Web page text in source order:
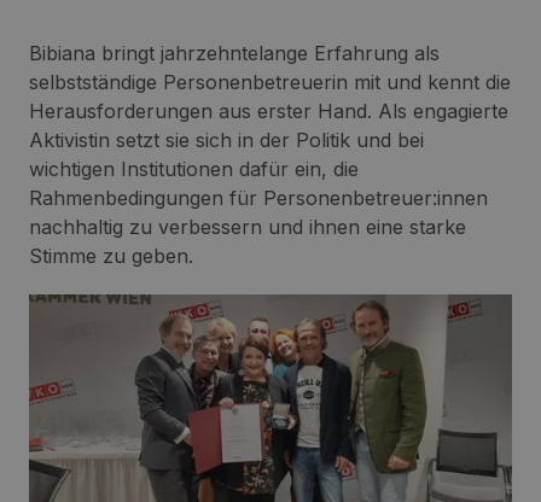
Bibiana bringt jahrzehntelange Erfahrung als
selbstständige Personenbetreuerin mit und kennt die
Herausforderungen aus erster Hand. Als engagierte
Aktivistin setzt sie sich in der Politik und bei
wichtigen Institutionen dafür ein, die
Rahmenbedingungen für Personenbetreuer:innen
nachhaltig zu verbessern und ihnen eine starke
Stimme zu geben.